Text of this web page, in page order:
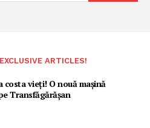
ARTICLES!
costa vieți! O nouă mașină
Transfăgărășan